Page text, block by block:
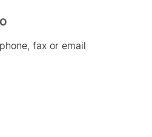
fax or email